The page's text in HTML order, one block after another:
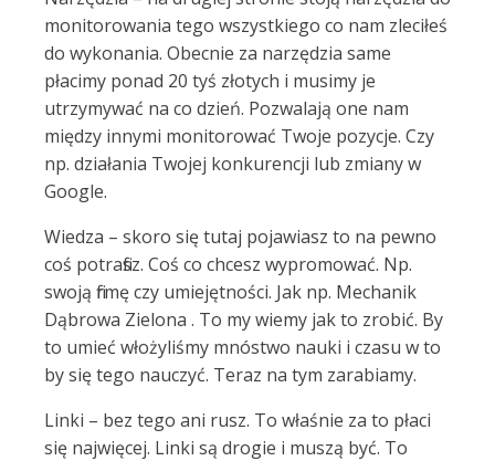
monitorowania tego wszystkiego co nam zleciłeś
do wykonania. Obecnie za narzędzia same
płacimy ponad 20 tyś złotych i musimy je
utrzymywać na co dzień. Pozwalają one nam
między innymi monitorować Twoje pozycje. Czy
np. działania Twojej konkurencji lub zmiany w
Google.
Wiedza – skoro się tutaj pojawiasz to na pewno
coś potrafisz. Coś co chcesz wypromować. Np.
swoją firmę czy umiejętności. Jak np. Mechanik
Dąbrowa Zielona . To my wiemy jak to zrobić. By
to umieć włożyliśmy mnóstwo nauki i czasu w to
by się tego nauczyć. Teraz na tym zarabiamy.
Linki – bez tego ani rusz. To właśnie za to płaci
się najwięcej. Linki są drogie i muszą być. To